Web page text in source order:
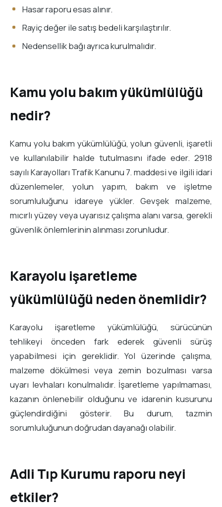
Hasar raporu esas alınır.
Rayiç değer ile satış bedeli karşılaştırılır.
Nedensellik bağı ayrıca kurulmalıdır.
Kamu yolu bakım yükümlülüğü
nedir?
Kamu yolu bakım yükümlülüğü, yolun güvenli, işaretli
ve kullanılabilir halde tutulmasını ifade eder. 2918
sayılı Karayolları Trafik Kanunu 7. maddesi ve ilgili idari
düzenlemeler, yolun yapım, bakım ve işletme
sorumluluğunu idareye yükler. Gevşek malzeme,
mıcırlı yüzey veya uyarısız çalışma alanı varsa, gerekli
güvenlik önlemlerinin alınması zorunludur.
Karayolu işaretleme
yükümlülüğü neden önemlidir?
Karayolu işaretleme yükümlülüğü, sürücünün
tehlikeyi önceden fark ederek güvenli sürüş
yapabilmesi için gereklidir. Yol üzerinde çalışma,
malzeme dökülmesi veya zemin bozulması varsa
uyarı levhaları konulmalıdır. İşaretleme yapılmaması,
kazanın önlenebilir olduğunu ve idarenin kusurunu
güçlendirdiğini gösterir. Bu durum, tazmin
sorumluluğunun doğrudan dayanağı olabilir.
Adli Tıp Kurumu raporu neyi
etkiler?